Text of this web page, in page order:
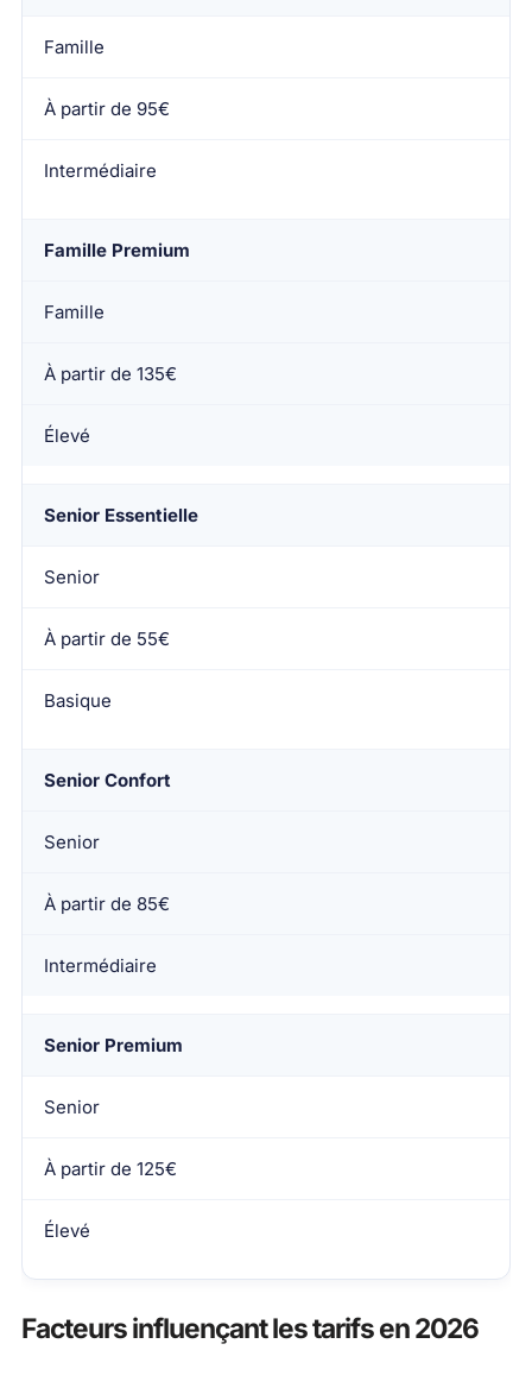
Famille
À partir de 95€
Intermédiaire
Famille Premium
Famille
À partir de 135€
Élevé
Senior Essentielle
Senior
À partir de 55€
Basique
Senior Confort
Senior
À partir de 85€
Intermédiaire
Senior Premium
Senior
À partir de 125€
Élevé
Facteurs influençant les tarifs en 2026